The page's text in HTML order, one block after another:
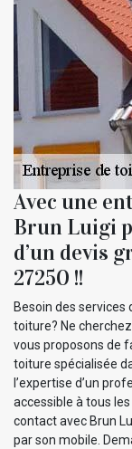
Avec une
Brun Luigi
d’un devis
27250 !!
Besoin des services
toiture? Ne
vous proposons de
toiture spécialisée
l’expertise d’un
accessible à tous
contact avec Brun
par son mobile.